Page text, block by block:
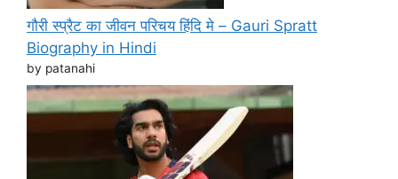
गौरी स्प्रैट का जीवन परिचय हिंदि मे – Gauri Spratt
Biography in Hindi
by patanahi